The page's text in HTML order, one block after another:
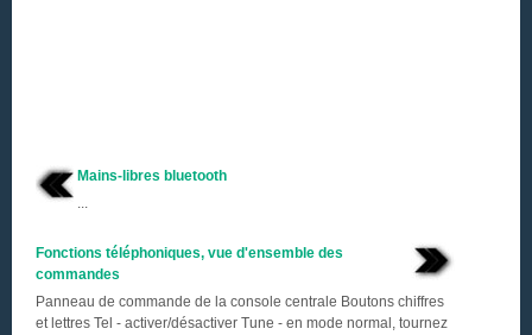
Mains-libres bluetooth
...
Fonctions téléphoniques, vue d'ensemble des
commandes
Panneau de commande de la console centrale Boutons chiffres
et lettres Tel - activer/désactiver Tune - en mode normal, tournez